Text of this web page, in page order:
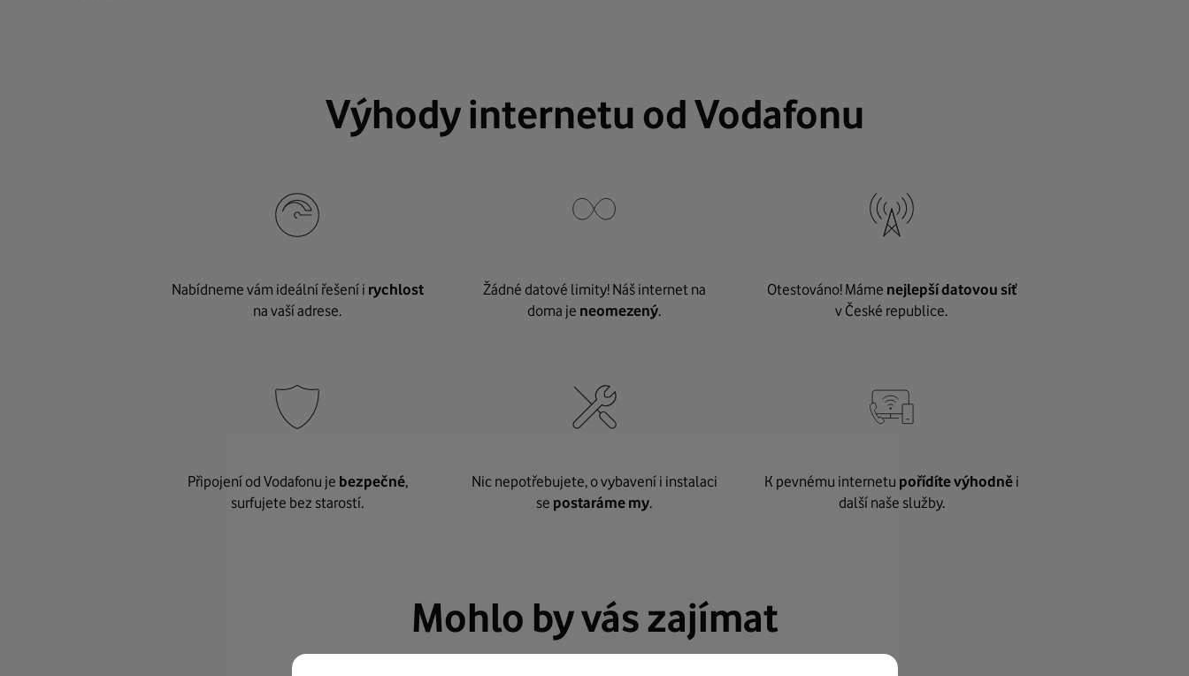
Výhody internetu od Vodafonu
Nabídneme vám ideální řešení i rychlost
na vaší adrese.
Žádné datové limity! Náš internet na
doma je neomezený.
Otestováno! Máme nejlepší datovou síť
v České republice.
Připojení od Vodafonu je bezpečné,
surfujete bez starostí.
Nic nepotřebujete, o vybavení i instalaci
se postaráme my.
K pevnému internetu pořídíte výhodněi
další naše služby.
Mohlo by vás zajímat